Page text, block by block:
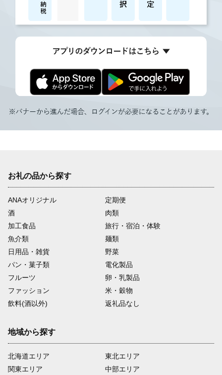
お礼の品から探す
ANAオリジナル
定期便
酒
肉類
加工食品
旅行・宿泊・体験
魚介類
麺類
日用品・雑貨
野菜
パン・菓子類
電化製品
フルーツ
卵・乳製品
ファッション
米・穀物
飲料(酒以外)
返礼品なし
地域から探す
北海道エリア
関東エリア
東北エリア
中部エリア